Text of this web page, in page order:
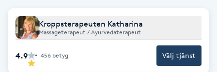
Dermapen
Diamantslipning
Kroppsterapeuten Katharina
Massageterapeut / Ayurvedaterapeut
4.9 456 betyg Välj tjänst